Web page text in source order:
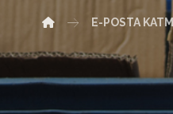
E-POSTA